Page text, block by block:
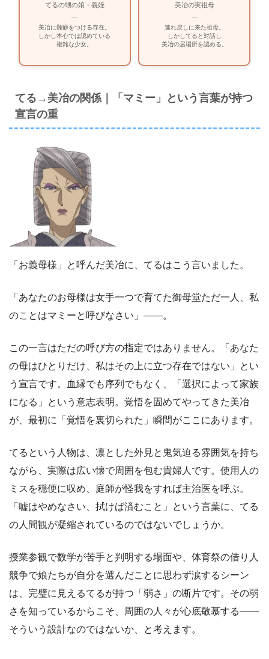
てるの甥の娘・義姪
—
美冶に難癖をつける存在。
しかし本心では認めている
複雑な少女。
美冶の実祖母
—
連れ戻しに来た祖母。
しかしてると対話し
美冶の居場所を認める。
てる→美冶の関係｜「マミー」という言葉が持つ
宣言の重
「お義母様」と呼んだ美冶に、てるはこう言いました。
「あなたのお母様は女手一つで育てた御母堂ただ一人、私
のことはマミーと呼びなさい」――。
この一言はただの呼び方の指定ではありません。「あなた
の母はひとりだけ、私はその上に立つ存在ではない」とい
う宣言です。血縁でも序列でもなく、「選択によって家族
になる」という意志表明。覚悟を固めてやってきた美冶
が、最初に「覚悟を裏切られた」瞬間がここにあります。
てるという人物は、凛とした外見と鬼気迫る雰囲気を持ち
ながら、実際は広い懐で周囲を包む貴婦人です。使用人の
ミスを穏便に収め、庭師が怪我をすれば主治医を呼ぶ。
「嘘はやめなさい、拭けば済むこと」という言葉に、てる
の人間観が凝縮されているのではないでしょうか。
授業参観で数学が苦手と判明する場面や、体育祭の借り人
競争で娘たちが自分を選んだことに思わず涙するシーン
は、完璧に見えるてるが持つ「弱さ」の断片です。その弱
さを知っているからこそ、周囲の人々が心底敬慕する――
そういう設計なのではないか、と考えます。